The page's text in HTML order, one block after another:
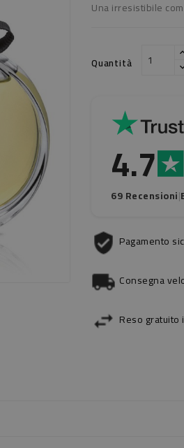
Una irresistibile
Quantità
4.7
69 Recensioni|
Pagamento
Consegna
Reso gratuito